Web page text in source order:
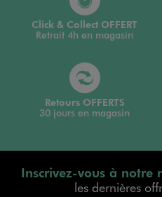
Click & Collect OFFERT
Retrait 4h en magasin
Retours OFFERTS
30 jours en magasin
Inscrivez-vous à notre
les dernières